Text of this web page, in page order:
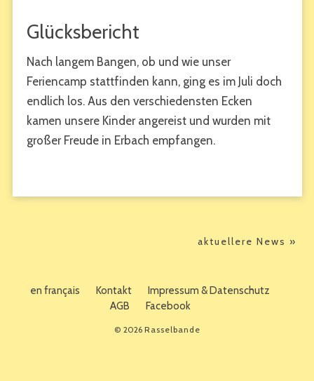
Glücksbericht
Nach langem Bangen, ob und wie unser
Feriencamp stattfinden kann, ging es im Juli doch
endlich los. Aus den verschiedensten Ecken
kamen unsere Kinder angereist und wurden mit
großer Freude in Erbach empfangen.
aktuellere News »
en français Kontakt
Impressum & Datenschutz
AGB
Facebook
© 2026 Rasselbande